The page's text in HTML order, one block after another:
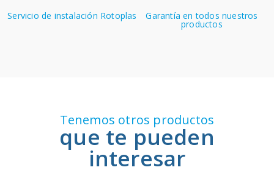
Servicio de instalación Rotoplas Garantía en todos nuestros
productos
Tenemos otros productos